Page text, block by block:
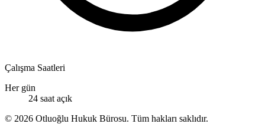
Çalışma Saatleri
Her gün
24 saat açık
© 2026 Otluoğlu Hukuk Bürosu. Tüm hakları saklıdır.